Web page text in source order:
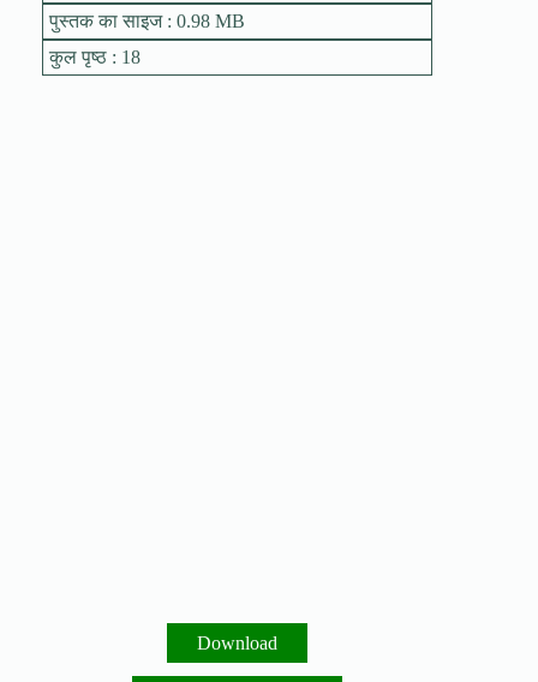
पुस्तक का साइज : 0.98 MB
कुल पृष्ठ : 18
Download